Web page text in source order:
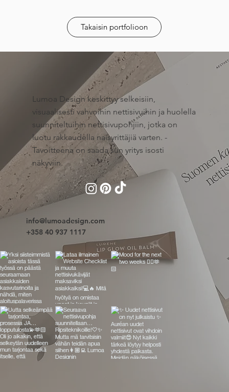
Takaisin portfolioon
info@lumoadesign.com
+358 40 937 1117
Lumoa Design keskittyy selkeisiin,
visuaalisesti vahvoihin nettisivuihin ja huolella
suunniteltuihin nettisivupohjiin, jotka on
luotu rakkaudella naisyrittäjiä varten. -
Tavoitteena on saada sun yritys isosti
näkyviin.